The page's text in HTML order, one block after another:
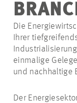
Die
Ihrer
einmalige
und nachhaltige
Der